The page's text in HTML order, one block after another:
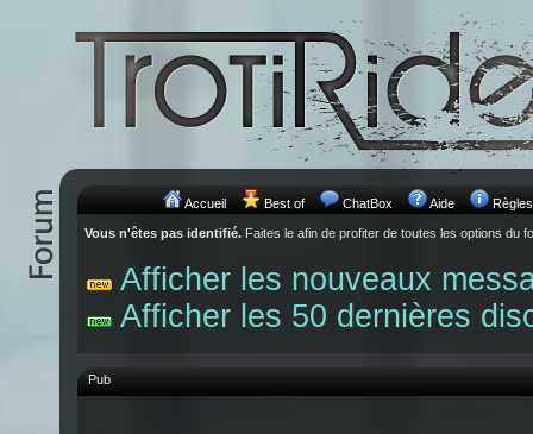
Accueil Best of ChatBox Aide Règles
Vous n'êtes pas identifié. Faites le afin de profiter de toutes les options du
Afficher les nouveaux
Afficher les 50 dernières
Pub